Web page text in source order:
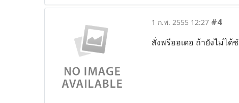
1 ก.พ. 2555 12:27 #4
สั่งพรีออเดอ ถ้ายังไม่ได้